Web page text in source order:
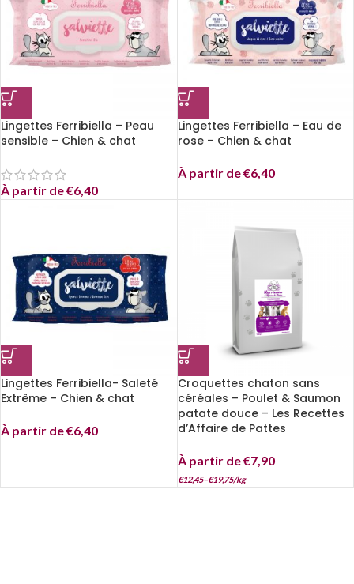
Lingettes Ferribiella – Peau
sensible – Chien & chat
À partir de€6,40
Lingettes Ferribiella – Eau de
rose – Chien & chat
À partir de€6,40
Lingettes Ferribiella- Saleté
Extrême – Chien & chat
À partir de€6,40
Croquettes chaton sans
céréales – Poulet & Saumon
patate douce – Les Recettes
d’Affaire de Pattes
À partir de€7,90
€12,45–€19,75/kg